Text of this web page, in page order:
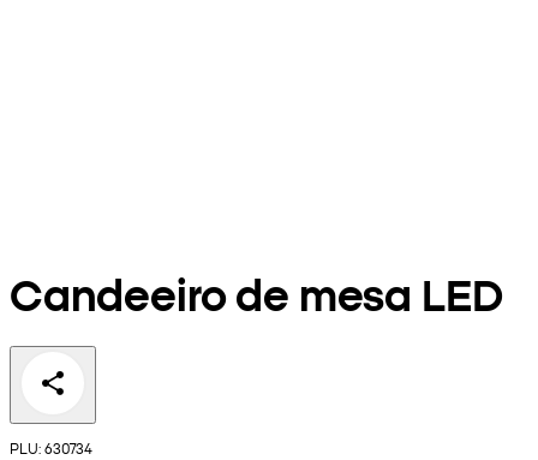
Candeeiro de mesa LED
PLU: 630734